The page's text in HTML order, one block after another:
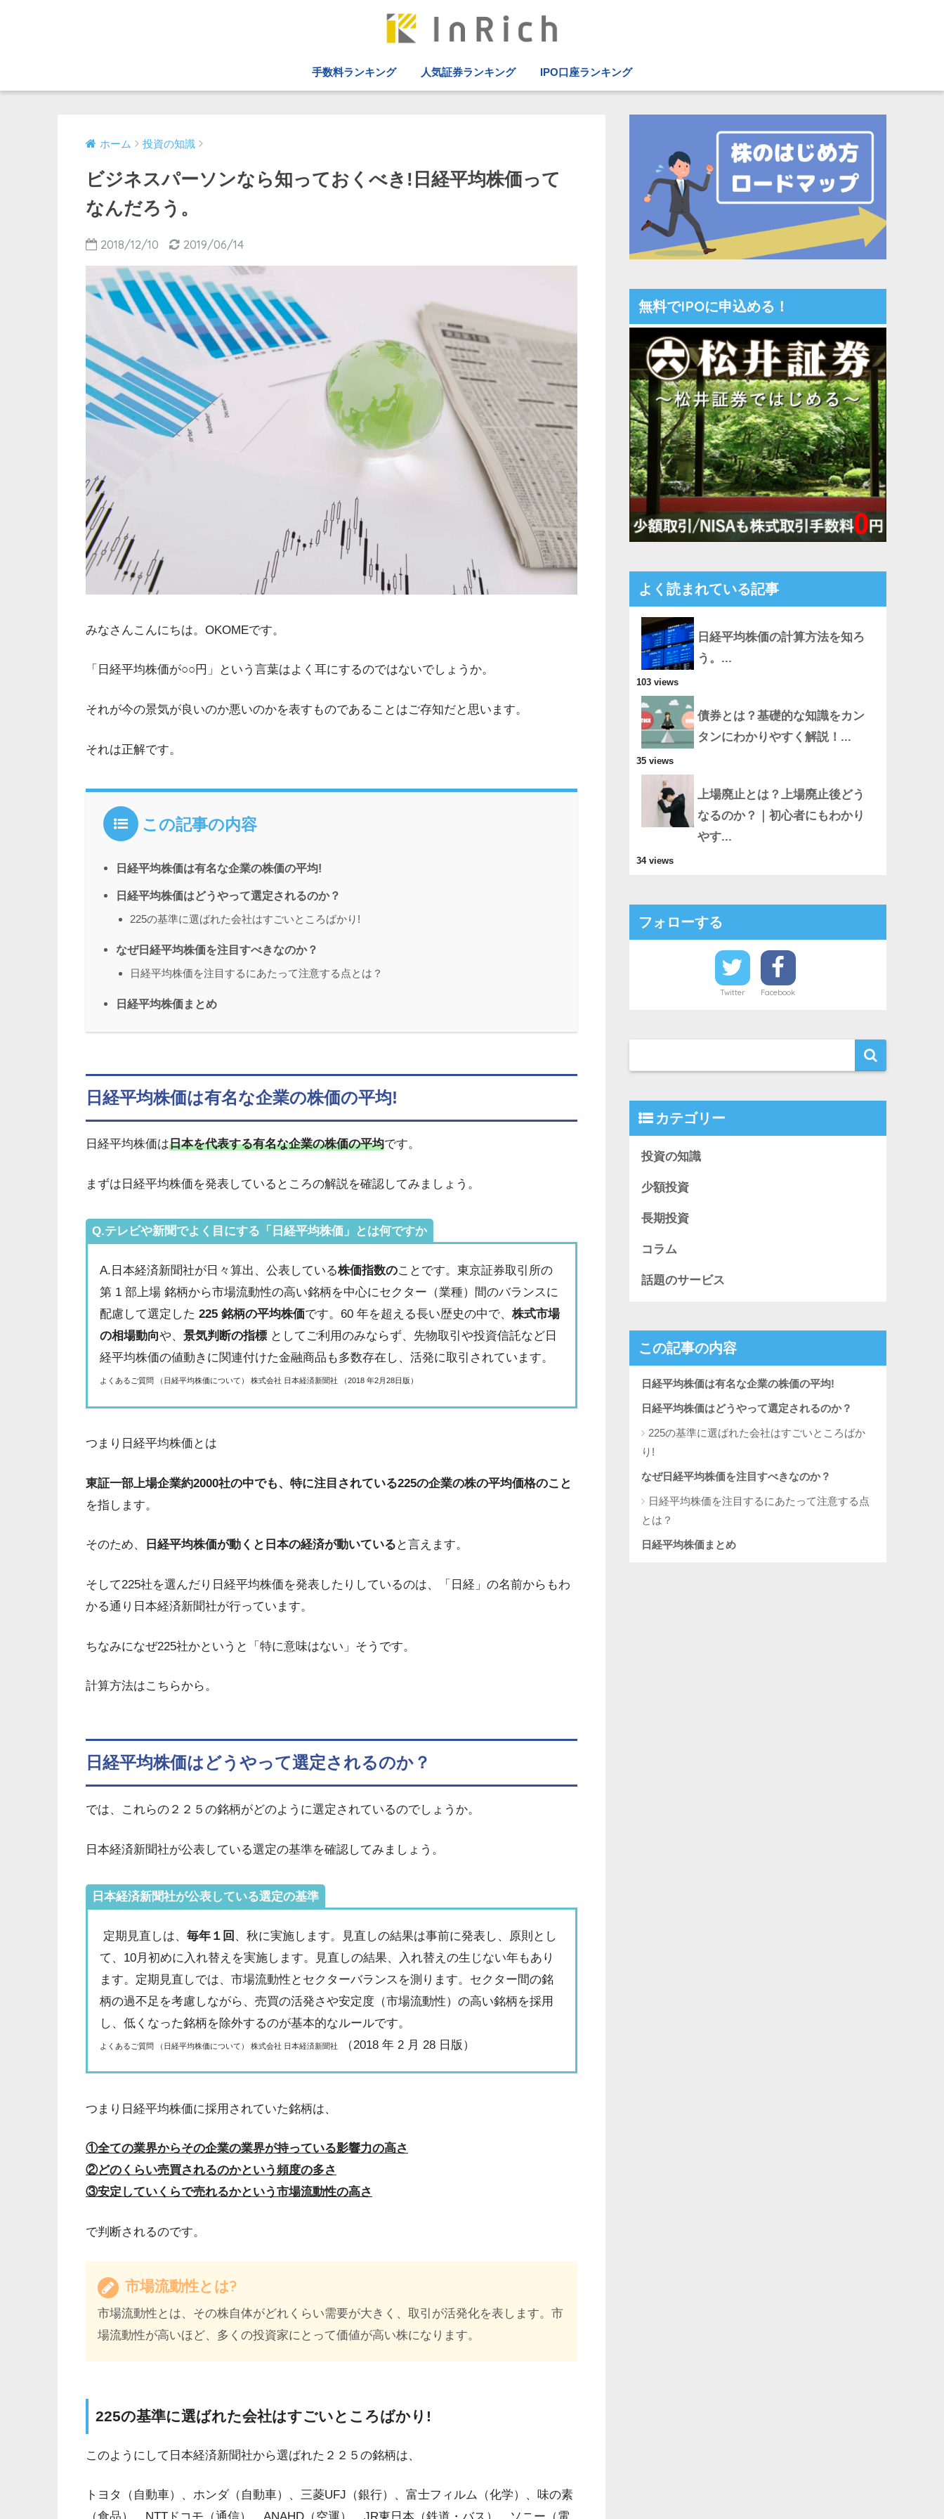
手数料ランキング 人気証券ランキング IPO口座ランキング
ホーム 投資の知識
ビジネスパーソンなら知っておくべき!日経平均株価って
なんだろう。
2018/12/10 2019/06/14
みなさんこんにちは。OKOMEです。
「日経平均株価が○○円」という言葉はよく耳にするのではないでしょうか。
それが今の景気が良いのか悪いのかを表すものであることはご存知だと思います。
それは正解です。
この記事の内容
日経平均株価は有名な企業の株価の平均!
日経平均株価はどうやって選定されるのか？
225の基準に選ばれた会社はすごいところばかり!
なぜ日経平均株価を注目すべきなのか？
日経平均株価を注目するにあたって注意する点とは？
日経平均株価まとめ
日経平均株価は有名な企業の株価の平均!
日経平均株価は日本を代表する有名な企業の株価の平均です。
まずは日経平均株価を発表しているところの解説を確認してみましょう。
Q.テレビや新聞でよく目にする「日経平均株価」とは何ですか
A.日本経済新聞社が日々算出、公表している株価指数のことです。東京証券取引所の
第 1 部上場 銘柄から市場流動性の高い銘柄を中心にセクター（業種）間のバランスに
配慮して選定した 225 銘柄の平均株価です。60 年を超える長い歴史の中で、株式市場
の相場動向や、景気判断の指標 としてご利用のみならず、先物取引や投資信託など日
経平均株価の値動きに関連付けた金融商品も多数存在し、活発に取引されています。
よくあるご質問 （日経平均株価について） 株式会社 日本経済新聞社 （2018 年2月28日版）
つまり日経平均株価とは
東証一部上場企業約2000社の中でも、特に注目されている225の企業の株の平均価格のこと
を指します。
そのため、 日経平均株価が動くと日本の経済が動いている と言えます。
そして225社を選んだり日経平均株価を発表したりしているのは、「日経」の名前からもわ
かる通り日本経済新聞社が行っています。
ちなみになぜ225社かというと「特に意味はない」そうです。
計算方法はこちらから。
日経平均株価はどうやって選定されるのか？
では、これらの２２５の銘柄がどのように選定されているのでしょうか。
日本経済新聞社が公表している選定の基準を確認してみましょう。
日本経済新聞社が公表している選定の基準
定期見直しは、毎年１回 、秋に実施します。見直しの結果は事前に発表し、原則とし
て、10月初めに入れ替えを実施します。見直しの結果、入れ替えの生じない年もあり
ます。定期見直しでは、市場流動性とセクターバランスを測ります。セクター間の銘
柄の過不足を考慮しながら、売買の活発さや安定度（市場流動性）の高い銘柄を採用
し、低くなった銘柄を除外するのが基本的なルールです。
よくあるご質問 （日経平均株価について） 株式会社 日本経済新聞社 （2018 年 2 月 28 日版）
つまり日経平均株価に採用されていた銘柄は、
①全ての業界からその企業の業界が持っている影響力の高さ
②どのくらい売買されるのかという頻度の多さ
③安定していくらで売れるかという市場流動性の高さ
で判断されるのです。
市場流動性とは?
市場流動性とは、その株自体がどれくらい需要が大きく、取引が活発化を表します。市
場流動性が高いほど、多くの投資家にとって価値が高い株になります。
225の基準に選ばれた会社はすごいところばかり!
このようにして日本経済新聞社から選ばれた２２５の銘柄は、
トヨタ（自動車）、ホンダ（自動車）、三菱UFJ（銀行）、富士フィルム（化学）、味の素
無料でIPOに申込める！
よく読まれている記事
日経平均株価の計算方法を知ろ
う。...
103 views
債券とは？基礎的な知識をカン
タンにわかりやすく解説！...
35 views
上場廃止とは？上場廃止後どう
なるのか？｜初心者にもわかり
やす...
34 views
フォローする
Twitter Facebook
カテゴリー
投資の知識
少額投資
長期投資
コラム
話題のサービス
この記事の内容
日経平均株価は有名な企業の株価の平均!
日経平均株価はどうやって選定されるのか？
225の基準に選ばれた会社はすごいところばか
り!
なぜ日経平均株価を注目すべきなのか？
日経平均株価を注目するにあたって注意する点
とは？
日経平均株価まとめ